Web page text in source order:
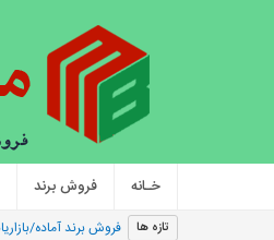
خـانه فروش برند
تازه ها فروش برند آماده/